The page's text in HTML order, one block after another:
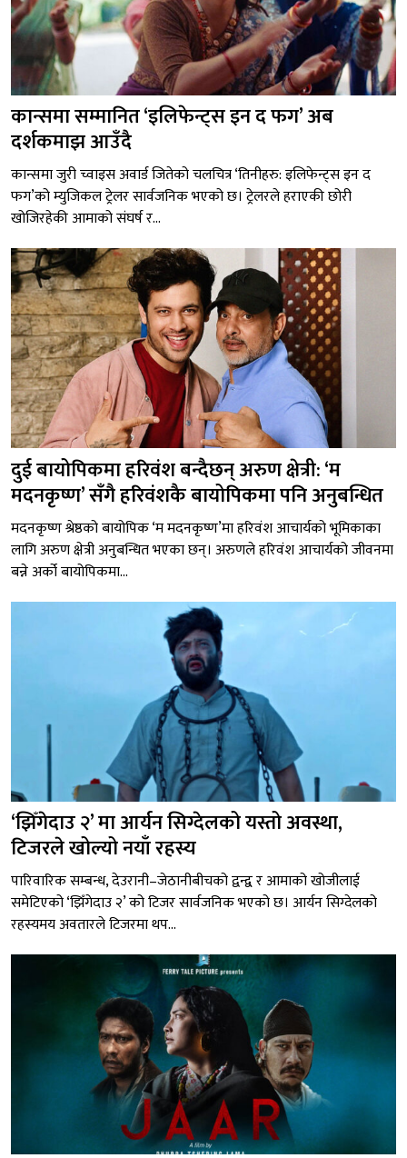
कान्समा सम्मानित ‘इलिफेन्ट्स इन द फग’ अब
दर्शकमाझ आउँदै
कान्समा जुरी च्वाइस अवार्ड जितेको चलचित्र ‘तिनीहरु: इलिफेन्ट्स इन द
फग’को म्युजिकल ट्रेलर सार्वजनिक भएको छ। ट्रेलरले हराएकी छोरी
खोजिरहेकी आमाको संघर्ष र...
दुई बायोपिकमा हरिवंश बन्दैछन् अरुण क्षेत्री: ‘म
मदनकृष्ण’ सँगै हरिवंशकै बायोपिकमा पनि अनुबन्धित
मदनकृष्ण श्रेष्ठको बायोपिक ‘म मदनकृष्ण’मा हरिवंश आचार्यको भूमिकाका
लागि अरुण क्षेत्री अनुबन्धित भएका छन्। अरुणले हरिवंश आचार्यको जीवनमा
बन्ने अर्को बायोपिकमा...
‘झिँगेदाउ २’ मा आर्यन सिग्देलको यस्तो अवस्था,
टिजरले खोल्यो नयाँ रहस्य
पारिवारिक सम्बन्ध, देउरानी–जेठानीबीचको द्वन्द्व र आमाको खोजीलाई
समेटिएको ‘झिँगेदाउ २’ को टिजर सार्वजनिक भएको छ। आर्यन सिग्देलको
रहस्यमय अवतारले टिजरमा थप...